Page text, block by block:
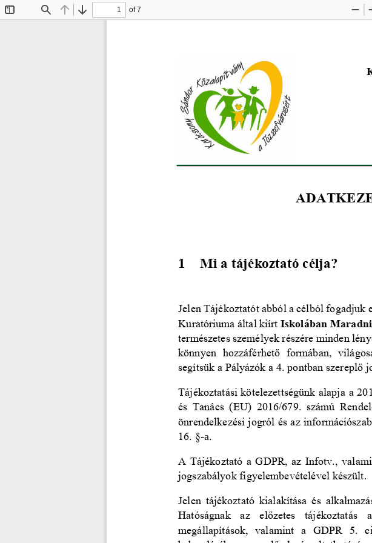
Find Previous
Next
of 7
Zoom
1 Mi a tájékoztató célja?
Jelen Tájékoztatót abból a célból fogadjuk
Kuratóriuma által kiírt Iskolában
természetes személyek részére minden
könnyen  hozzáférhető  formában,
segítsük a Pályázók a 4. pontban szereplő
Tájékoztatási kötelezettségünk alapja a
és Tanács (EU) 2016/679. számú
önrendelkezési jogról és az
16. §-a.
A Tájékoztató a GDPR, az Infotv.,
jogszabályok figyelembevételével készült.
Jelen tájékoztató kialakítása és
Hatóságnak
az  előzetes  tájékoztatás
megállapítások,  valamint  a  GDPR  5.